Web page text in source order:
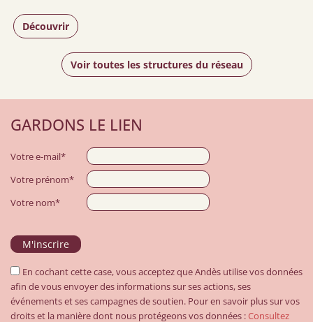
Découvrir
Voir toutes les structures du réseau
GARDONS LE LIEN
Votre e-mail*
Votre prénom*
Votre nom*
En cochant cette case, vous acceptez que Andès utilise vos données
afin de vous envoyer des informations sur ses actions, ses
événements et ses campagnes de soutien. Pour en savoir plus sur vos
droits et la manière dont nous protégeons vos données :Consultez